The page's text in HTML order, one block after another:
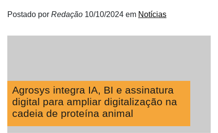
Tecprime
ONE
CHB
Postado por Redação 10/10/2024 em Notícias
Agrosys integra IA, BI e assinatura
digital para ampliar digitalização na
cadeia de proteína animal